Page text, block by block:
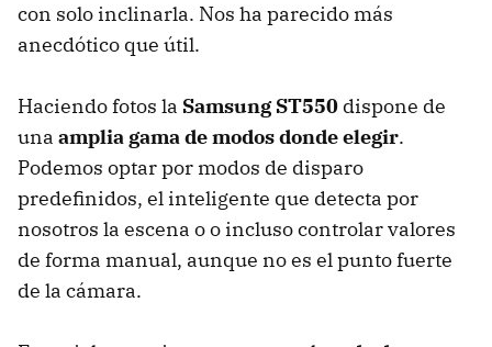
con solo inclinarla. Nos ha parecido más
anecdótico que útil.
Haciendo fotos la Samsung ST550 dispone de
una amplia gama de modos donde elegir.
Podemos optar por modos de disparo
predefinidos, el inteligente que detecta por
nosotros la escena o o incluso controlar valores
de forma manual, aunque no es el punto fuerte
de la cámara.